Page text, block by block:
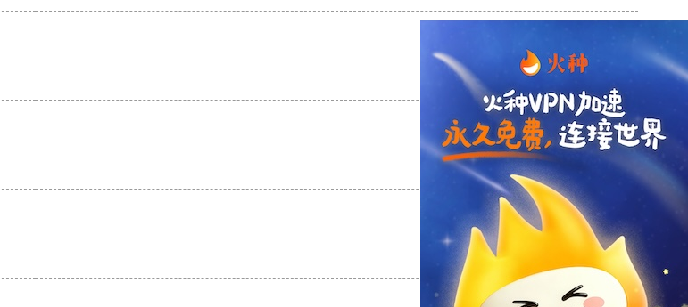
反对
反对[0]